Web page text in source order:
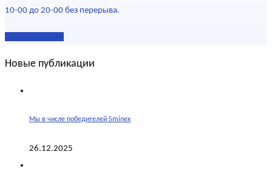
10-00 до 20-00 без перерыва.
Новые публикации
Мы в числе победителей Sminex
26.12.2025